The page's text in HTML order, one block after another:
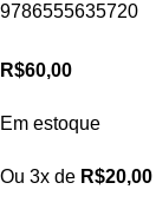
9786555635720
R$60,00
Em estoque
Ou 3x de R$20,00